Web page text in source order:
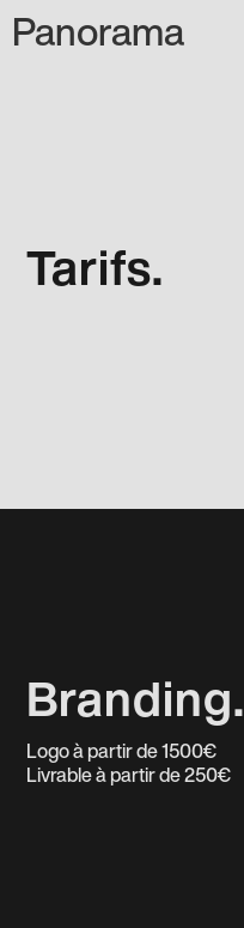
Panorama
Tarifs.
Branding.
Logo à partir de 1500€
Livrable à partir de 250€